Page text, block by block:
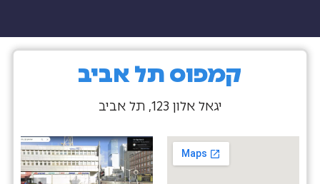
קמפוס תל אביב
יגאל אלון 123, תל אביב